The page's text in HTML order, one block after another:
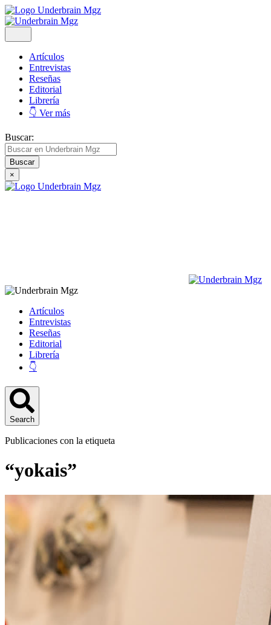
Artículos
Entrevistas
Reseñas
Editorial
Librería
👇 Ver más
Buscar:
×
Artículos
Entrevistas
Reseñas
Editorial
Librería
👇
Search
Publicaciones con la etiqueta
“yokais”